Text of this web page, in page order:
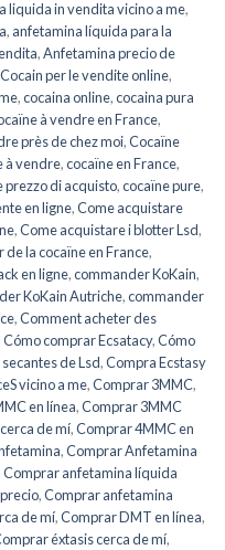
liquida in vendita vicino a me,
, anfetamina líquida para la
,Anfetamina precio de
Cocain per le vendite online,
,cocaina online,cocaina pura
à vendre en France,
près de chez moi,Cocaïne
à vendre,cocaïne en France,
prezzo di acquisto,cocaïne pure,
en ligne,Come acquistare
,Come acquistare i blotter Lsd,
la cocaïne en France,
en ligne,commander KoKain,
KoKain Autriche,commander
,Comment acheter des
Cómo comprar Ecsatacy,Cómo
de Lsd,Compra Ecstasy
vicino a me,Comprar 3MMC,
en línea,Comprar 3MMC
de mí,Comprar 4MMC en
,Comprar Anfetamina
Comprar anfetamina líquida
,Comprar anfetamina
de mí,Comprar DMT en línea,
éxtasis cerca de mí,